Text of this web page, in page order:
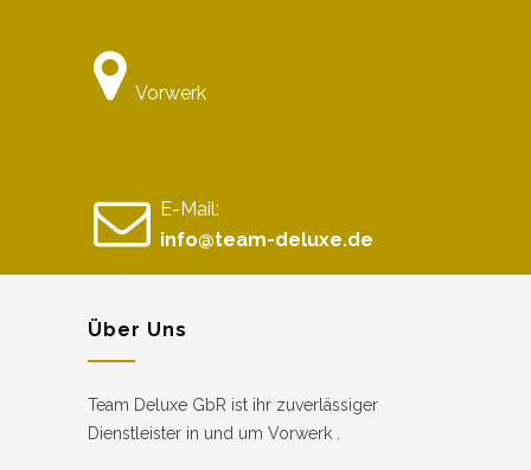
Vorwerk
E-Mail:
info@team-deluxe.de
Über Uns
Team Deluxe GbR ist ihr zuverlässiger
Dienstleister in und um Vorwerk .